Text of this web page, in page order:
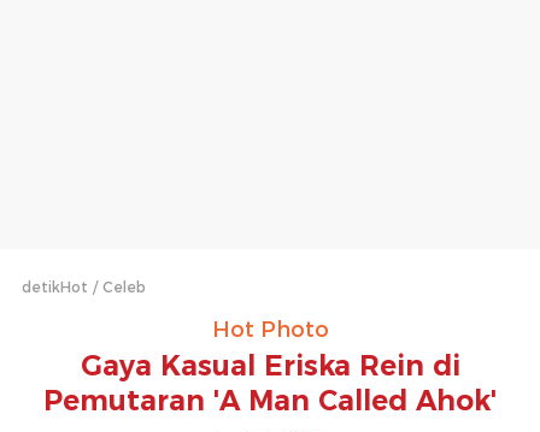
detikHot Celeb
Hot Photo
Gaya Kasual Eriska Rein di
Pemutaran 'A Man Called Ahok'